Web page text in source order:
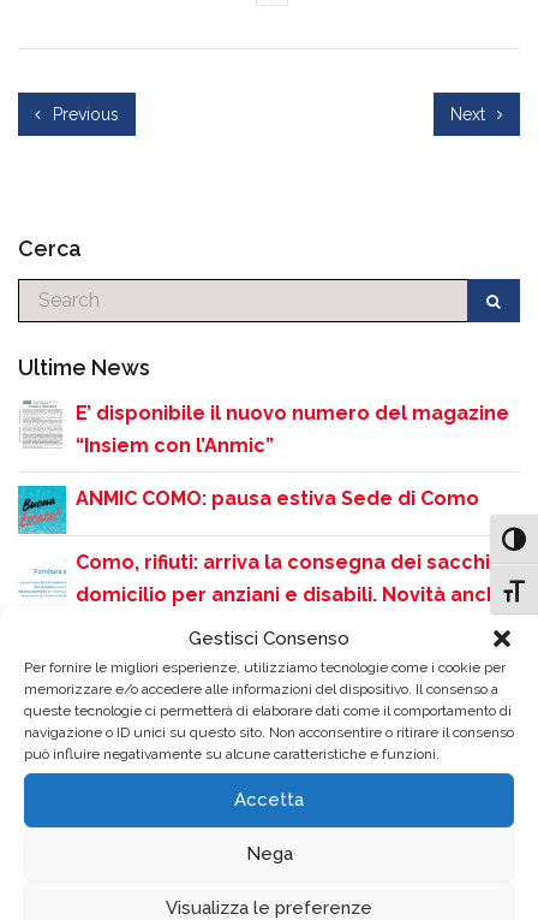
Gestisci Consenso
Per fornire le migliori esperienze, utilizziamo tecnologie come i cookie per
memorizzare e/o accedere alle informazioni del dispositivo. Il consenso a
queste tecnologie ci permetterà di elaborare dati come il comportamento di
navigazione o ID unici su questo sito. Non acconsentire o ritirare il consenso
può influire negativamente su alcune caratteristiche e funzioni.
Accetta
Nega
Visualizza le preferenze
Previous Next
Cerca
Cerca
Ultime News
E’ disponibile il nuovo numero del magazine
“Insiem con l’Anmic”
ANMIC COMO: pausa estiva Sede di Como
Como, rifiuti: arriva la consegna dei sacchi a
domicilio per anziani e disabili. Novità anche
per la zona turistica
Como si accende sulle note dei Queen:
grande successo per la serata QueenMania
in Piazza Perretta
Rinvio dello Screening Uditivo gratuito
causa ondata di calore